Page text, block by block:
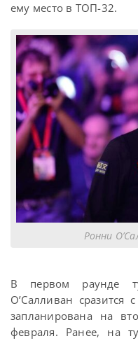
ему место в ТОП-32.
Ронни
В первом раунде
О’Салливан сразится с
запланирована на
февраля. Ранее, на